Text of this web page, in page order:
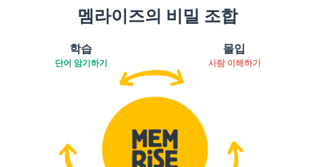
멤라이즈의 비밀 조합
학습
단어 암기하기
몰입
사람 이해하기